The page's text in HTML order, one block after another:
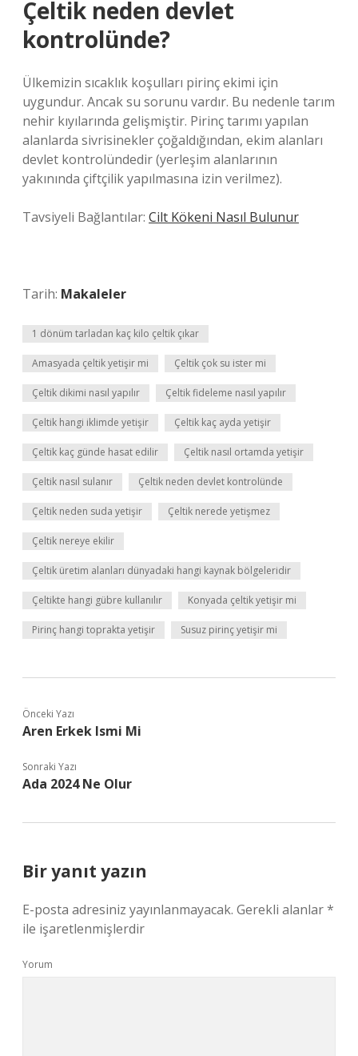
Çeltik neden devlet
kontrolünde?
Ülkemizin sıcaklık koşulları pirinç ekimi için
uygundur. Ancak su sorunu vardır. Bu nedenle tarım
nehir kıyılarında gelişmiştir. Pirinç tarımı yapılan
alanlarda sivrisinekler çoğaldığından, ekim alanları
devlet kontrolündedir (yerleşim alanlarının
yakınında çiftçilik yapılmasına izin verilmez).
Tavsiyeli Bağlantılar: Cilt Kökeni Nasıl Bulunur
Tarih: Makaleler
1 dönüm tarladan kaç kilo çeltik çıkar
Amasyada çeltik yetişir mi Çeltik çok su ister mi
Çeltik dikimi nasıl yapılır Çeltik fideleme nasıl yapılır
Çeltik hangi iklimde yetişir Çeltik kaç ayda yetişir
Çeltik kaç günde hasat edilir Çeltik nasıl ortamda yetişir
Çeltik nasıl sulanır Çeltik neden devlet kontrolünde
Çeltik neden suda yetişir Çeltik nerede yetişmez
Çeltik nereye ekilir
Çeltik üretim alanları dünyadaki hangi kaynak bölgeleridir
Çeltikte hangi gübre kullanılır Konyada çeltik yetişir mi
Pirinç hangi toprakta yetişir Susuz pirinç yetişir mi
Önceki Yazı
Aren Erkek Ismi Mi
Sonraki Yazı
Ada 2024 Ne Olur
Bir yanıt yazın
E-posta adresiniz yayınlanmayacak. Gerekli alanlar*
ile işaretlenmişlerdir
Yorum